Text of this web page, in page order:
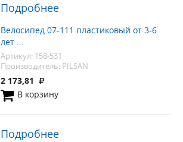
Подробнее
Велосипед 07-111 пластиковый от 3-6
лет ...
Артикул: 158-531
Производитель: PILSAN
2 173,81
В корзину
Подробнее